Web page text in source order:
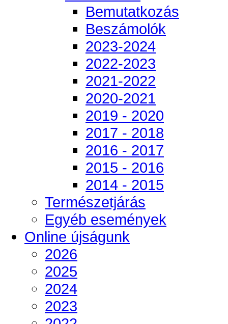
Bemutatkozás
Beszámolók
2023-2024
2022-2023
2021-2022
2020-2021
2019 - 2020
2017 - 2018
2016 - 2017
2015 - 2016
2014 - 2015
Természetjárás
Egyéb események
Online újságunk
2026
2025
2024
2023